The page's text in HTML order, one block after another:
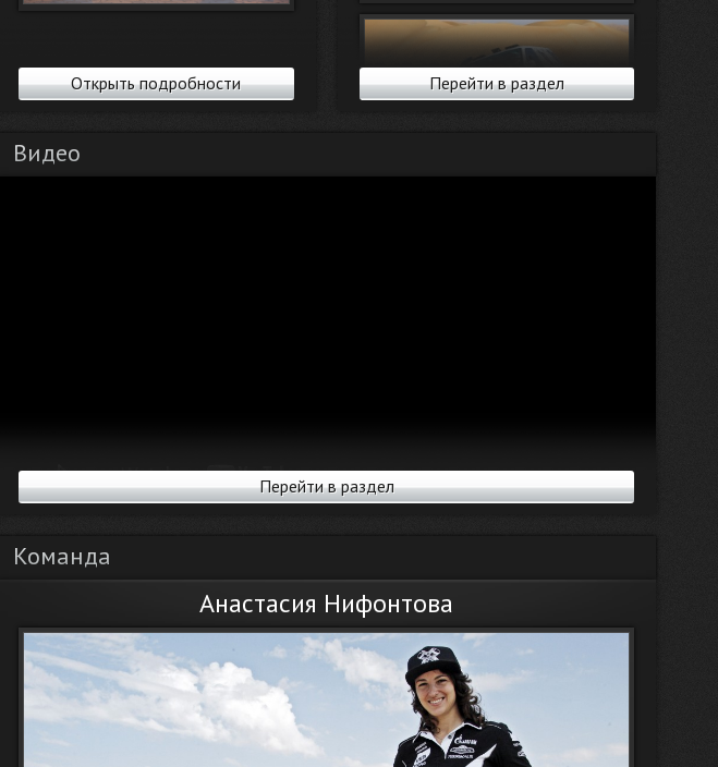
Перейти в раздел
Открыть подробности
Видео
Перейти в раздел
Команда
Анастасия Нифонтова